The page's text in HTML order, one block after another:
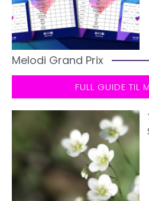
Melodi Grand Prix
FULL GUIDE TIL